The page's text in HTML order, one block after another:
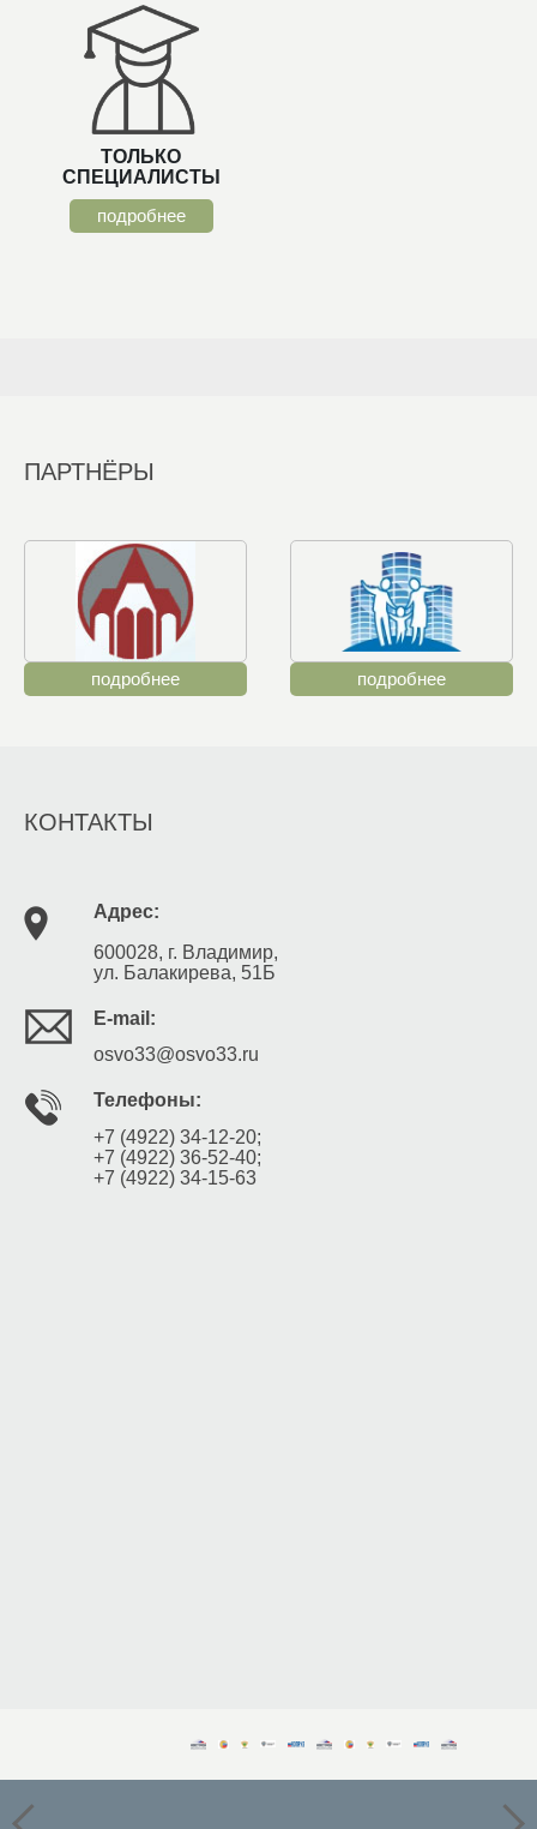
ТОЛЬКО
СПЕЦИАЛИСТЫ
подробнее
ПАРТНЁРЫ
подробнее подробнее
КОНТАКТЫ
Адрес:
600028, г. Владимир,
ул. Балакирева, 51Б
E-mail:
osvo33@osvo33.ru
Телефоны:
+7 (4922) 34-12-20;
+7 (4922) 36-52-40;
+7 (4922) 34-15-63